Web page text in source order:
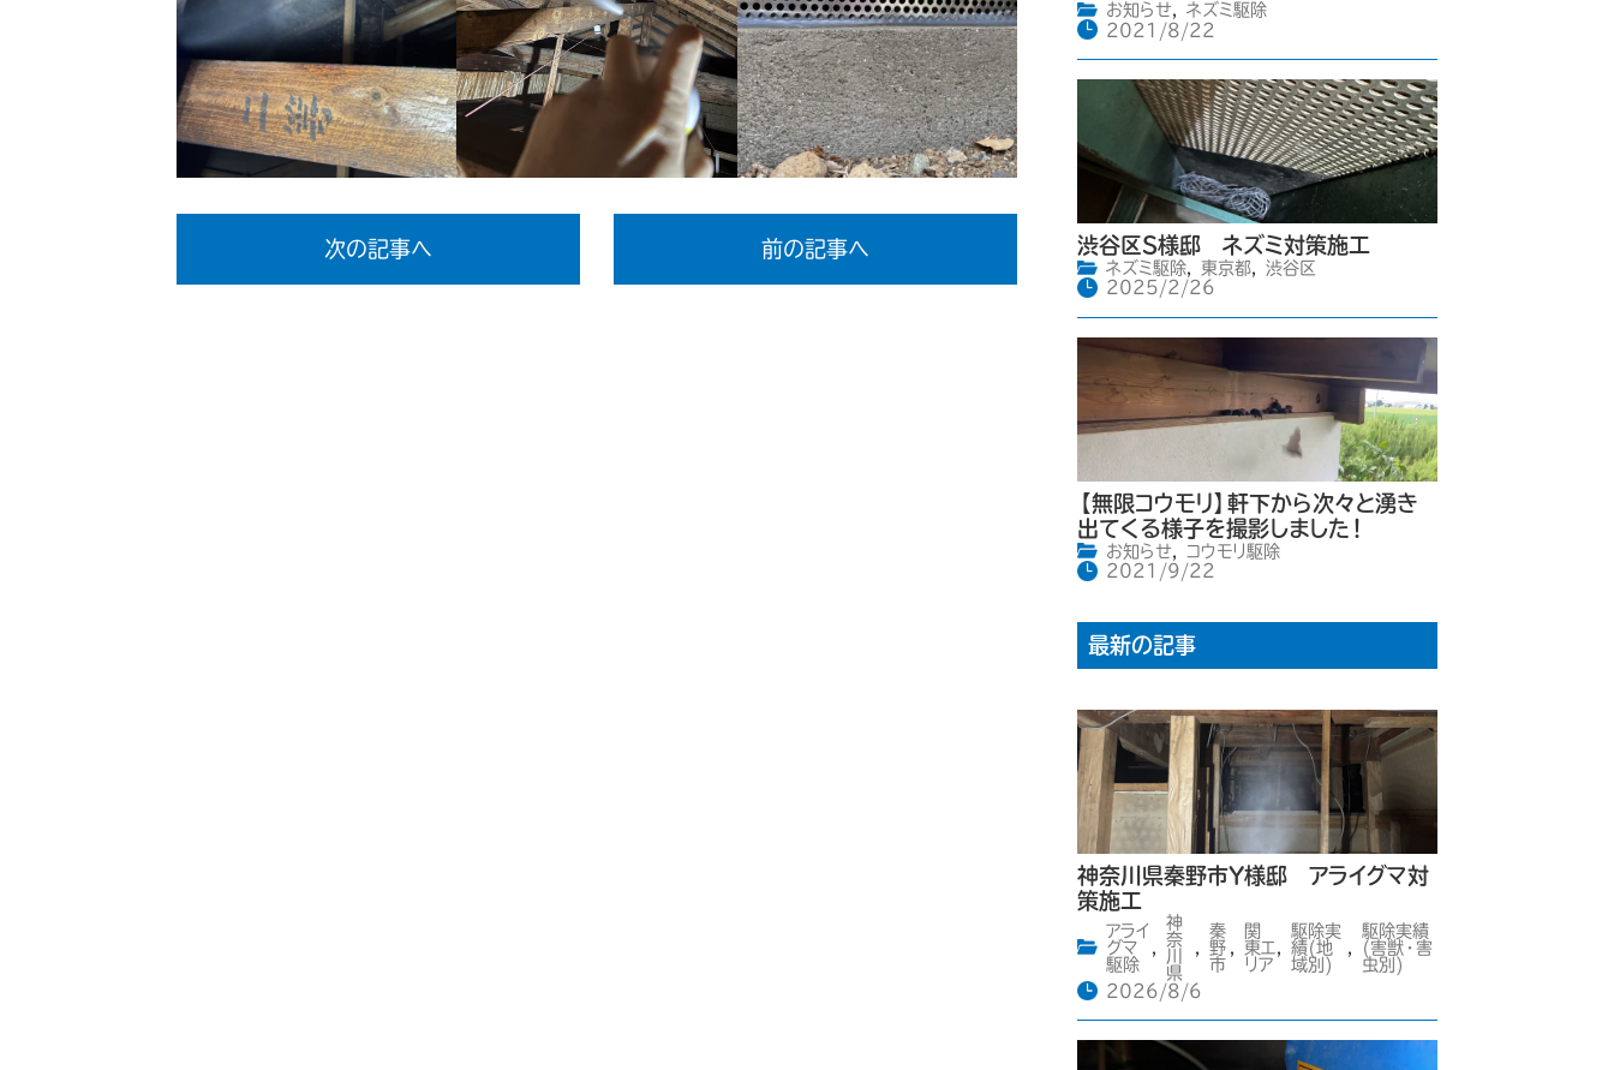
次の記事へ 前の記事へ
お知らせ,
ネズミ駆除
2021/8/22
渋谷区S様邸 ネズミ対策施工
ネズミ駆除, 東京都,
渋谷区
2025/2/26
【無限コウモリ】軒下から次々と湧き
出てくる様子を撮影しました！
お知らせ,
コウモリ駆除
2021/9/22
最新の記事
神奈川県秦野市Y様邸 アライグマ対
策施工
アライ
グマ
駆除
神
奈
川
県
秦
野
市
関
東エ
リア
駆除実
績(地
域別)
駆除実績
(害獣・害
虫別)
2026/8/6